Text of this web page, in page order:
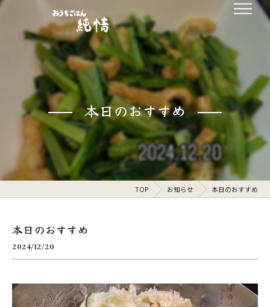
本日のおすすめ
TOP お知らせ 本日のおすすめ
本日のおすすめ
2024/12/20